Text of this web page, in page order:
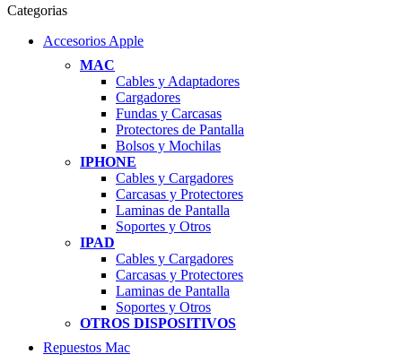
Categorias
Accesorios Apple
MAC
Cables y Adaptadores
Cargadores
Fundas y Carcasas
Protectores de Pantalla
Bolsos y Mochilas
IPHONE
Cables y Cargadores
Carcasas y Protectores
Laminas de Pantalla
Soportes y Otros
IPAD
Cables y Cargadores
Carcasas y Protectores
Laminas de Pantalla
Soportes y Otros
OTROS DISPOSITIVOS
Repuestos Mac